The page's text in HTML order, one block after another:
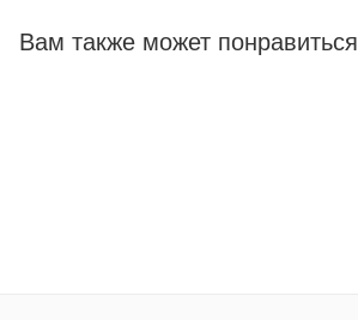
Вам также может понравиться